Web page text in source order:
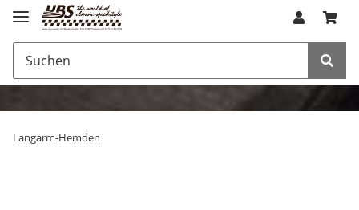
Langarm-Hemden